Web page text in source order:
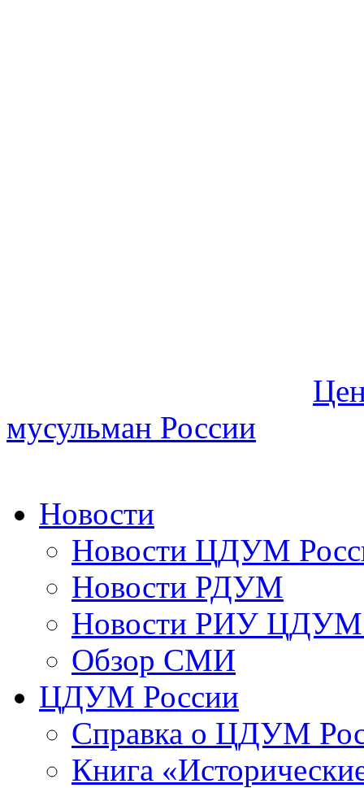
мусульман России
Новости
Новости ЦДУМ
Новости РДУМ
Новости РИУ ЦДУМ
Обзор СМИ
ЦДУМ России
Справка о ЦДУМ
Книга